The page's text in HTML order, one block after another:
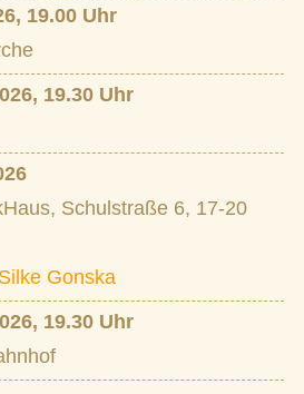
19.00 Uhr
19.30 Uhr
Schulstraße 6, 17-20
Gonska
19.30 Uhr